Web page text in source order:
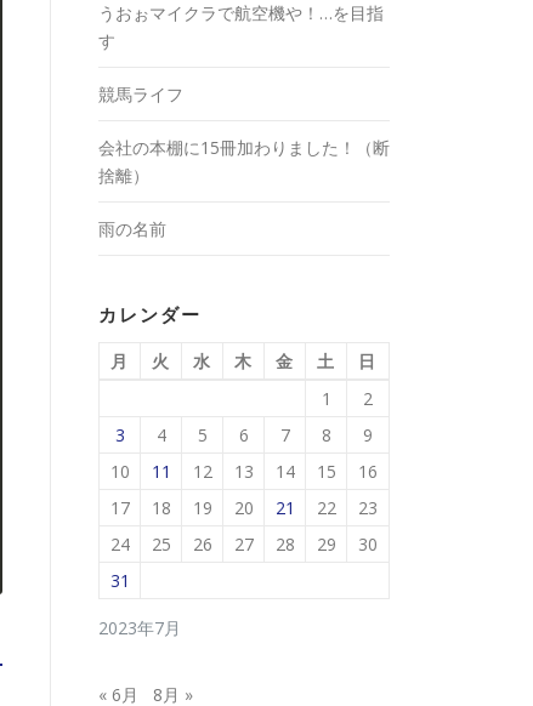
うおぉマイクラで航空機や！…を目指
す
競馬ライフ
会社の本棚に15冊加わりました！（断
捨離）
雨の名前
カレンダー
2023年7月
月 火 水 木 金 土
日
1
2
3
4 5 6 7 8
9
10
11 12 13 14 15
16
17
18 19 20 21 22
23
24
25 26 27 28 29
30
31
« 6月 8月 »